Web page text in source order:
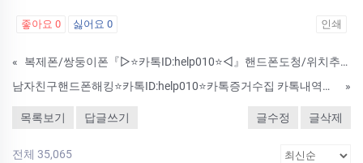
좋아요 0 싫어요 0 인쇄
«
복제폰/쌍둥이폰『▷⭐카톡ID:help010⭐◁』핸드폰도청/위치추적어플/스파이앱/핸드폰해킹/카톡해킹/바람난 배우자결혼전 상대방 외도증거 수집(카톡내용확인/문자확인/위치추적/핸드폰도청)
남자친구핸드폰해킹⭐카톡ID:help010⭐카톡증거수집 카톡내역복구 복제폰 쌍둥이폰 팝니다
»
목록보기 답글쓰기 글수정 글삭제
전체 35,065